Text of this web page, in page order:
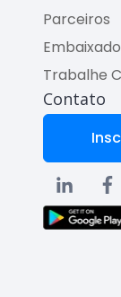
Parceiros
Trabalhe
Contato